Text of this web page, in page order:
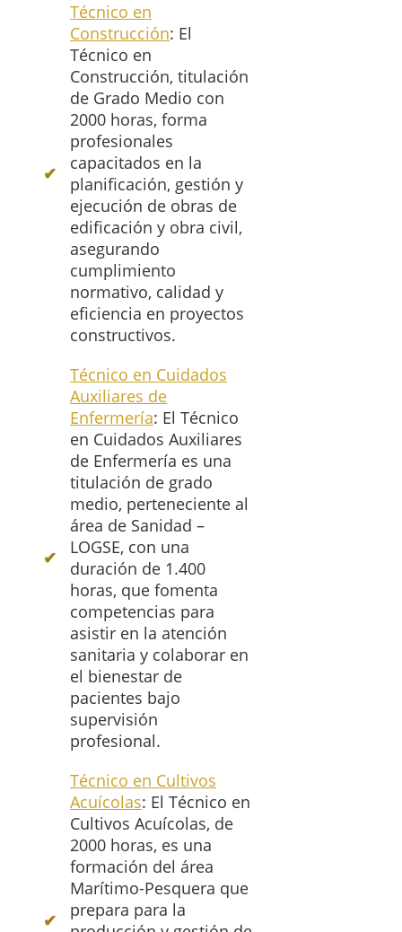
Técnico en
Construcción: El
Técnico en
Construcción, titulación
de Grado Medio con
2000 horas, forma
profesionales
capacitados en la
planificación, gestión y
ejecución de obras de
edificación y obra civil,
asegurando
cumplimiento
normativo, calidad y
eficiencia en proyectos
constructivos.
Técnico en Cuidados
Auxiliares de
Enfermería: El Técnico
en Cuidados Auxiliares
de Enfermería es una
titulación de grado
medio, perteneciente al
área de Sanidad –
LOGSE, con una
duración de 1.400
horas, que fomenta
competencias para
asistir en la atención
sanitaria y colaborar en
el bienestar de
pacientes bajo
supervisión
profesional.
Técnico en Cultivos
Acuícolas: El Técnico en
Cultivos Acuícolas, de
2000 horas, es una
formación del área
Marítimo-Pesquera que
prepara para la